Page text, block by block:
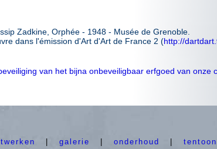
Zadkine, Orphée - 1948 - Musée de Grenoble.
dans l'émission d'Art d'Art de France 2 (http://
van het bijna onbeveiligbaar erfgoed van onze
galerie onderhoud